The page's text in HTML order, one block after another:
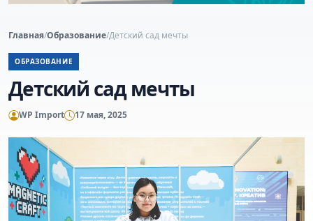
Главная/Образование/Детский сад мечты
ОБРАЗОВАНИЕ
Детский сад мечты
WP Import 17 мая, 2025